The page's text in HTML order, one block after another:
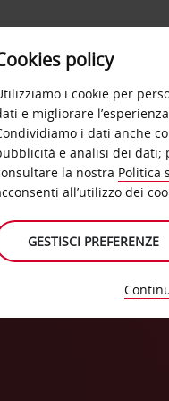
OFFERTE
policy
i cookie per
e migliorare
i dati anche
e analisi dei dati;
la nostra Politica
all’utilizzo dei
GESTISCI PREFERENZE